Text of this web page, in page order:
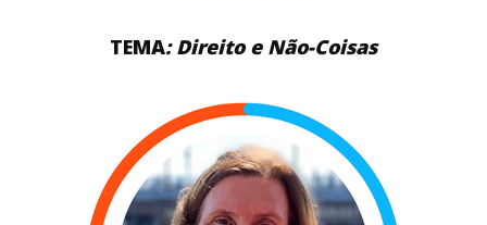
TEMA: Direito e Não-Coisas